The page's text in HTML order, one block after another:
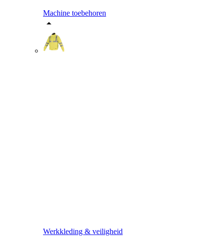
Machine toebehoren
Werkkleding & veiligheid